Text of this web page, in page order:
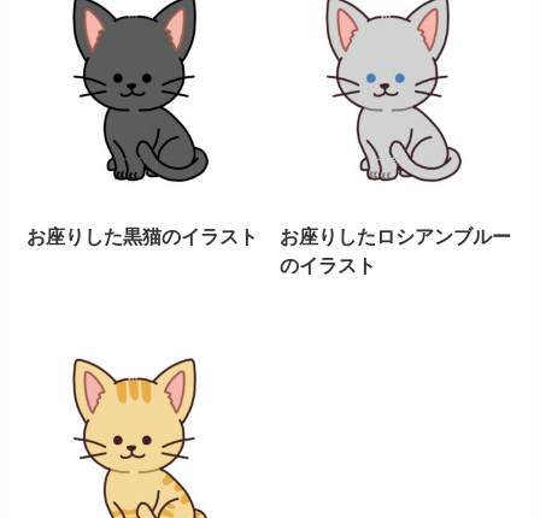
お座りした黒猫のイラスト
お座りしたロシアンブルー
のイラスト